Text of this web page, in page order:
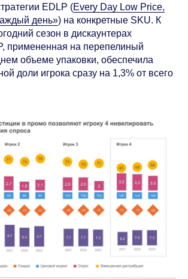
EDLP (Every Day Low Price,
день») на конкретные SKU. К
сезон в дискаунтерах
примененная на перепелиный
объеме упаковки, обеспечила
доли игрока сразу на 1,3% от всего